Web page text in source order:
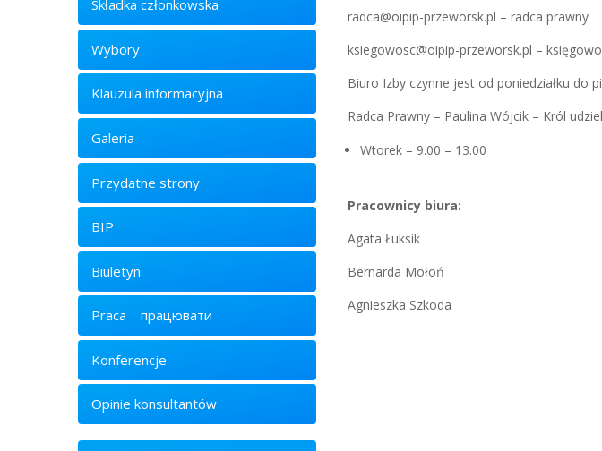
Składka członkowska
Wybory
Klauzula informacyjna
Galeria
Przydatne strony
BIP
Biuletyn
Praca працювати
Konferencje
Opinie konsultantów
radca@oipip-przeworsk.pl – radca prawny
ksiegowosc@oipip-przeworsk.pl –
Biuro Izby czynne jest od poniedziałku do
Radca Prawny – Paulina Wójcik – Król
Wtorek – 9.00 – 13.00
Pracownicy biura:
Agata Łuksik
Bernarda Mołoń
Agnieszka Szkoda